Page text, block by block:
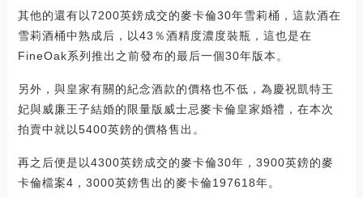
其他的還有以7200英鎊成交的麥卡倫30年雪莉桶，這款酒在
雪莉酒桶中熟成后，以43％酒精度濃度裝瓶，這也是在
FineOak系列推出之前發布的最后一個30年版本。
另外，與皇家有關的紀念酒款的價格也不低，為慶祝凱特王
妃與威廉王子結婚的限量版威士忌麥卡倫皇家婚禮，在本次
拍賣中就以5400英鎊的價格售出。
再之后便是以4300英鎊成交的麥卡倫30年，3900英鎊的麥
卡倫檔案4，3000英鎊售出的麥卡倫197618年。